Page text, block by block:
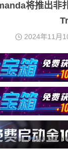
将推出
2024年11月